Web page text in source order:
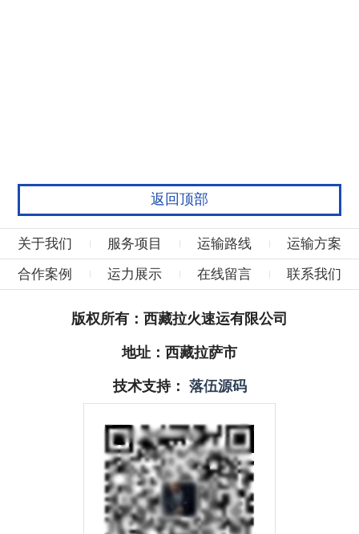
返回顶部
关于我们 服务项目 运输路线 运输方案
合作案例 运力展示 在线留言 联系我们
版权所有：西藏拉火速运有限公司
地址：西藏拉萨市
技术支持： 落伍源码